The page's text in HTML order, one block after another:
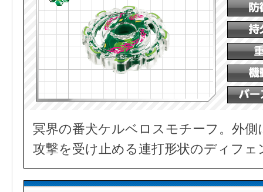
冥界の番犬ケルベロスモチーフ。外
攻撃を受け止める連打形状のディフ